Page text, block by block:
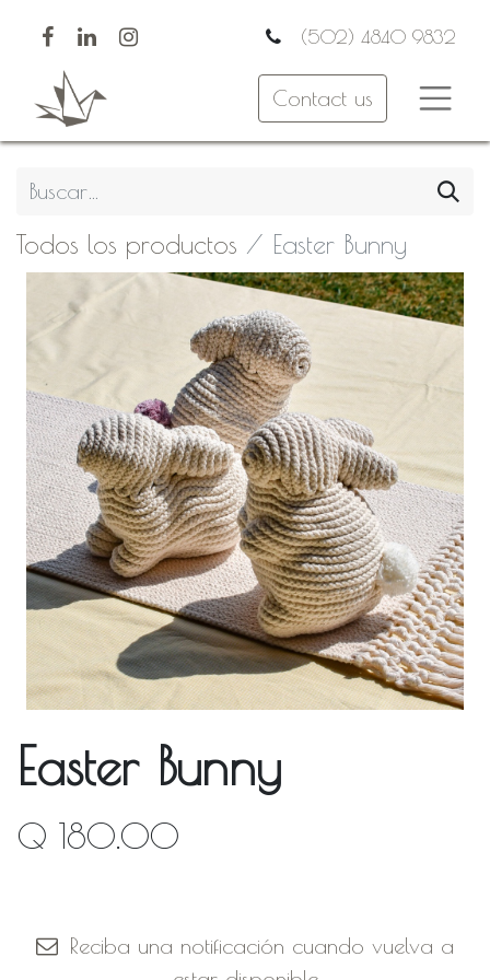
(502) 4840 9832
Contact us
Todos los productos Easter Bunny
Easter Bunny
Q 180.00
Reciba una notificación cuando vuelva a